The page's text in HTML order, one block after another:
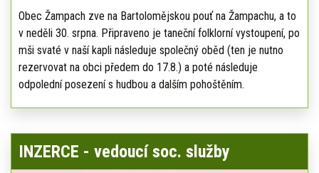
Obec Žampach zve na Bartolomějskou pouť na Žampachu, a to
v neděli 30. srpna. Připraveno je taneční folklorní vystoupení, po
mši svaté v naší kapli následuje společný oběd (ten je nutno
rezervovat na obci předem do 17.8.) a poté následuje
odpolední posezení s hudbou a dalším pohoštěním.
INZERCE - vedoucí soc. služby